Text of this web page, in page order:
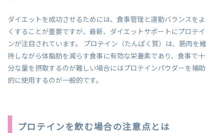
ダイエットを成功させるためには、食事管理と運動バランスをよ
くすることが重要ですが、最新、ダイエットサポートにプロテイ
ンが注目されています。 プロテイン（たんぱく質）は、筋肉を維
持しながら体脂肪を減らす食事に有効な栄養素であり、食事で十
分な量を摂取するのが難しい場合にはプロテインパウダーを補助
的に使用するのが一般的です。
プロテインを飲む場合の注意点とは